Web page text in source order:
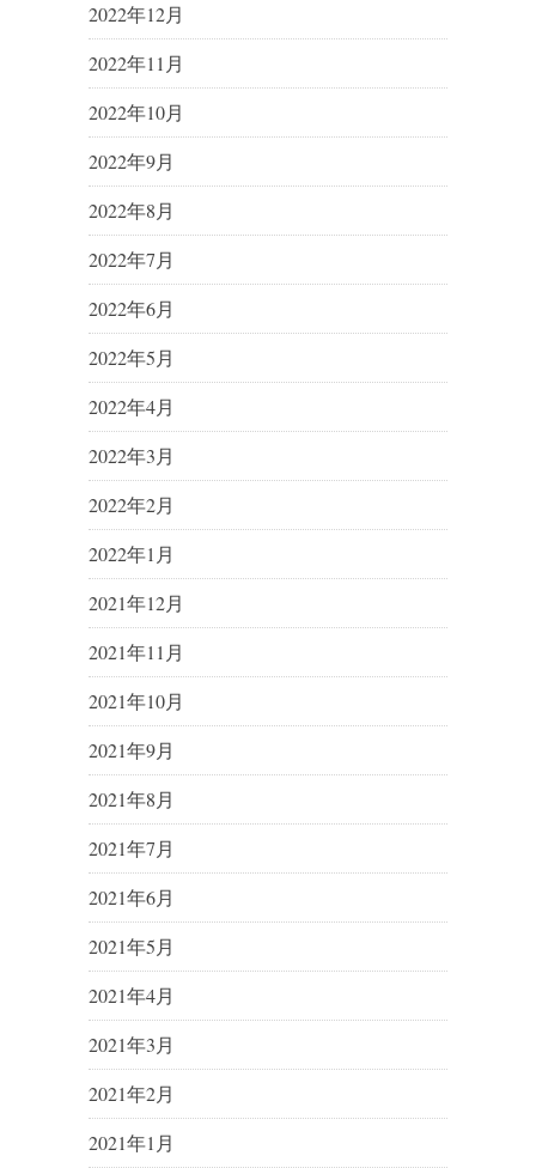
2022年12月
2022年11月
2022年10月
2022年9月
2022年8月
2022年7月
2022年6月
2022年5月
2022年4月
2022年3月
2022年2月
2022年1月
2021年12月
2021年11月
2021年10月
2021年9月
2021年8月
2021年7月
2021年6月
2021年5月
2021年4月
2021年3月
2021年2月
2021年1月